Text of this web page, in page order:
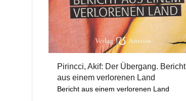
Pirincci, Akif: Der Übergang. Bericht
aus einem verlorenen Land
Bericht aus einem verlorenen Land